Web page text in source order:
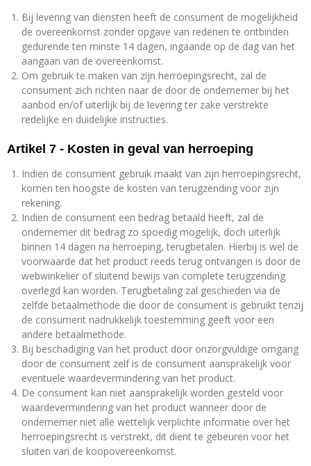
Bij levering van diensten heeft de consument de mogelijkheid
de overeenkomst zonder opgave van redenen te ontbinden
gedurende ten minste 14 dagen, ingaande op de dag van het
aangaan van de overeenkomst.
Om gebruik te maken van zijn herroepingsrecht, zal de
consument zich richten naar de door de ondernemer bij het
aanbod en/of uiterlijk bij de levering ter zake verstrekte
redelijke en duidelijke instructies.
Artikel 7 - Kosten in geval van herroeping
Indien de consument gebruik maakt van zijn herroepingsrecht,
komen ten hoogste de kosten van terugzending voor zijn
rekening.
Indien de consument een bedrag betaald heeft, zal de
ondernemer dit bedrag zo spoedig mogelijk, doch uiterlijk
binnen 14 dagen na herroeping, terugbetalen. Hierbij is wel de
voorwaarde dat het product reeds terug ontvangen is door de
webwinkelier of sluitend bewijs van complete terugzending
overlegd kan worden. Terugbetaling zal geschieden via de
zelfde betaalmethode die door de consument is gebruikt tenzij
de consument nadrukkelijk toestemming geeft voor een
andere betaalmethode.
Bij beschadiging van het product door onzorgvuldige omgang
door de consument zelf is de consument aansprakelijk voor
eventuele waardevermindering van het product.
De consument kan niet aansprakelijk worden gesteld voor
waardevermindering van het product wanneer door de
ondernemer niet alle wettelijk verplichte informatie over het
herroepingsrecht is verstrekt, dit dient te gebeuren voor het
sluiten van de koopovereenkomst.